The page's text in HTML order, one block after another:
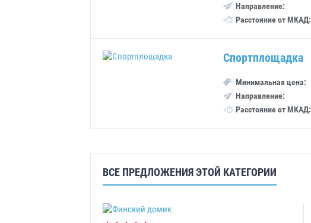
Направление:
Расстояние от МКАД:
Спортплощадка
Минимальная цена:
Направление:
Расстояние от МКАД:
ВСЕ ПРЕДЛОЖЕНИЯ ЭТОЙ КАТЕГОРИИ